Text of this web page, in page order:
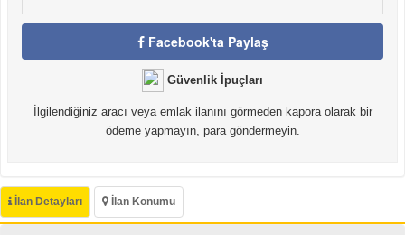
Facebook'ta Paylaş
Güvenlik İpuçları
İlgilendiğiniz aracı veya emlak ilanını görmeden kapora olarak bir
ödeme yapmayın, para göndermeyin.
İlan Detayları İlan Konumu